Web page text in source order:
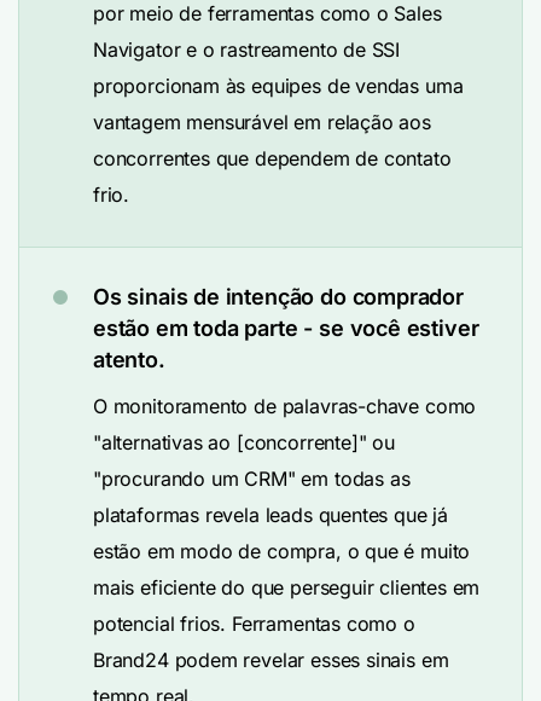
por meio de ferramentas como o Sales
Navigator e o rastreamento de SSI
proporcionam às equipes de vendas uma
vantagem mensurável em relação aos
concorrentes que dependem de contato
frio.
Os sinais de intenção do comprador
estão em toda parte - se você estiver
atento.
O monitoramento de palavras-chave como
"alternativas ao [concorrente]" ou
"procurando um CRM" em todas as
plataformas revela leads quentes que já
estão em modo de compra, o que é muito
mais eficiente do que perseguir clientes em
potencial frios. Ferramentas como o
Brand24 podem revelar esses sinais em
tempo real.